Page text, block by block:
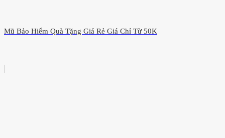
Mũ Bảo Hiểm Quà Tặng Giá Rẻ Giá Chỉ Từ 50K